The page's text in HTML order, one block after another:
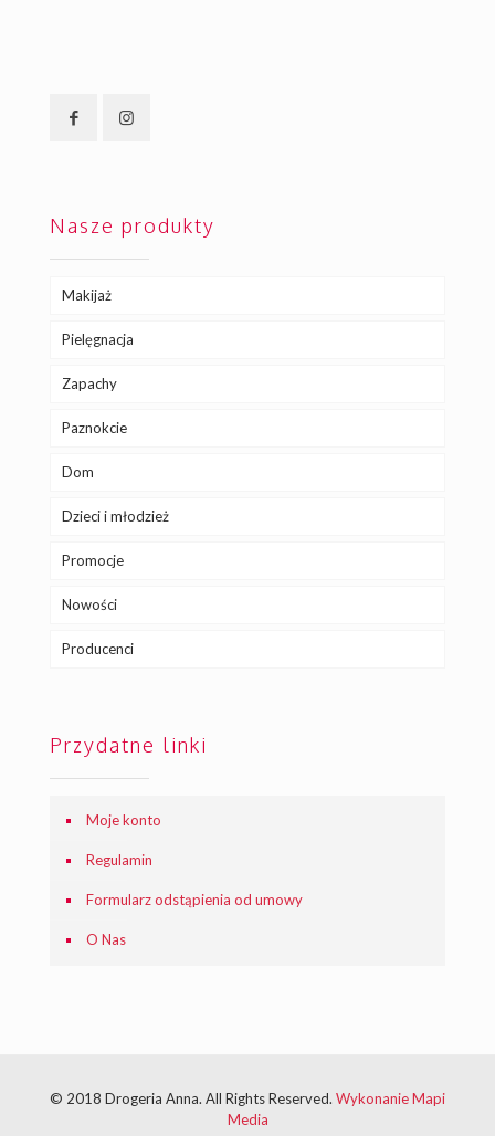
Nasze produkty
Makijaż
Pielęgnacja
Zapachy
Paznokcie
Dom
Dzieci i młodzież
Promocje
Nowości
Producenci
Przydatne linki
Moje konto
Regulamin
Formularz odstąpienia od umowy
O Nas
© 2018 Drogeria Anna. All Rights Reserved. Wykonanie Mapi
Media